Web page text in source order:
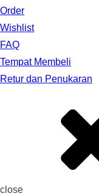
Order
Wishlist
FAQ
Tempat Membeli
Retur dan Penukaran
close